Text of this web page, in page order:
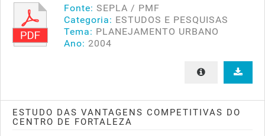
Fonte: SEPLA / PMF
Categoria: ESTUDOS E PESQUISAS
Tema: PLANEJAMENTO URBANO
Ano: 2004
ESTUDO DAS VANTAGENS COMPETITIVAS DO
CENTRO DE FORTALEZA